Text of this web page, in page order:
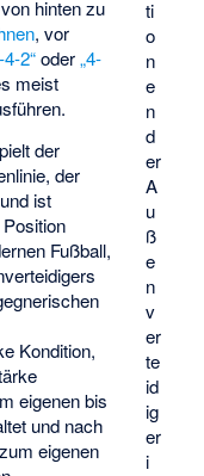
ti
o
n
e
n
d
er
A
u
ß
e
n
v
er
te
id
ig
er
i
hinten zu
, vor
4-2“oder„4-
meist
der
der
ist
Fußball,
Kondition,
eigenen bis
und nach
eigenen